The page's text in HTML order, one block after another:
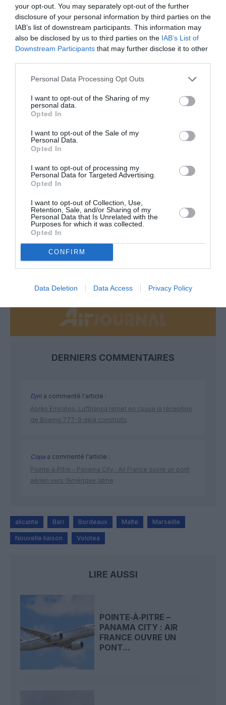
your opt-out. You may separately opt-out of the further
disclosure of your personal information by third parties on the
IAB’s list of downstream participants. This information may
also be disclosed by us to third parties on the IAB’s List of
Downstream Participants that may further disclose it to other
Personal Data Processing Opt Outs
I want to opt-out of the Sharing of my
personal data.
Opted In
I want to opt-out of the Sale of my
Personal Data.
Opted In
I want to opt-out of processing my
Personal Data for Targeted Advertising.
Opted In
I want to opt-out of Collection, Use,
Retention, Sale, and/or Sharing of my
Personal Data that Is Unrelated with the
Purposes for which it was collected.
Opted In
CONFIRM
Data Deletion Data Access Privacy Policy
COMMENTAIRE(S)
en laissant ses passagers en plan sans aucune aide !
RÉPONDRE
LAISSER UN COMMENTAIRE
Appel aux lecteurs !
Soutenez Air Journal participez
DERNIERS COMMENTAIRES
Djm a commenté l'article :
Après Emirates, Lufthansa remet en cause la réception
de Boeing 777-9 déjà construits
Copa a commenté l'article :
Pointe‑à‑Pitre – Panama City : Air France ouvre un pont
aérien vers l’Amérique latine
alicante Bari Bordeaux Malte Marseille
Nouvelle liaison Volotea
LIRE AUSSI
POINTE‑À‑PITRE –
PANAMA CITY : AIR
FRANCE OUVRE UN
PONT...